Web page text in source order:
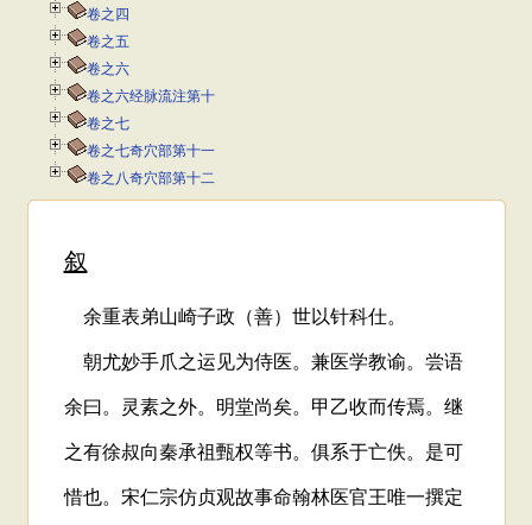
卷之四
卷之五
卷之六
卷之六经脉流注第十
卷之七
卷之七奇穴部第十一
卷之八奇穴部第十二